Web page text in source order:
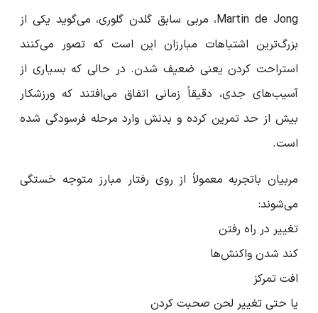
Martin de Jong، مربی سابق گلدن گلوری، می‌گوید یکی از
بزرگ‌ترین اشتباهات مبارزان این است که تصور می‌کنند
استراحت کردن یعنی ضعیف شدن. در حالی که بسیاری از
آسیب‌های جدی، دقیقاً زمانی اتفاق می‌افتند که ورزشکار
بیش از حد تمرین کرده و بدنش وارد مرحله فرسودگی شده
است.
مربیان باتجربه معمولاً از روی رفتار مبارز متوجه خستگی
می‌شوند:
تغییر در راه رفتن
کند شدن واکنش‌ها
افت تمرکز
یا حتی تغییر لحن صحبت کردن